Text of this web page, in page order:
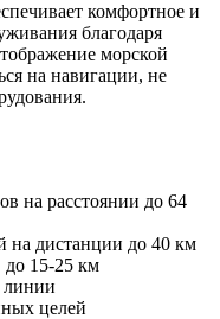
комфортное и
благодаря
морской
на навигации, не
на расстоянии до 64
на дистанции до 40 км
до 15-25 км
линии
целей